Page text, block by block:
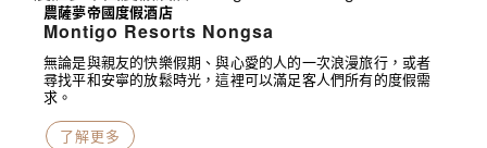
農薩夢帝國度假酒店
Montigo Resorts Nongsa
無論是與親友的快樂假期、與心愛的人的一次浪漫旅行，或者
尋找平和安寧的放鬆時光，這裡可以滿足客人們所有的度假需
求。
了解更多